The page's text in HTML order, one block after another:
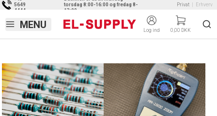
5649
4444
torsdag 8:00-16:00 og fredag 8-
13:00
Privat Erhverv
Log ind 0,00 DKK